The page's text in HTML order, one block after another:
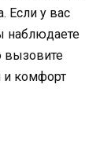
Если у вас
наблюдаете
вызовите
и комфорт